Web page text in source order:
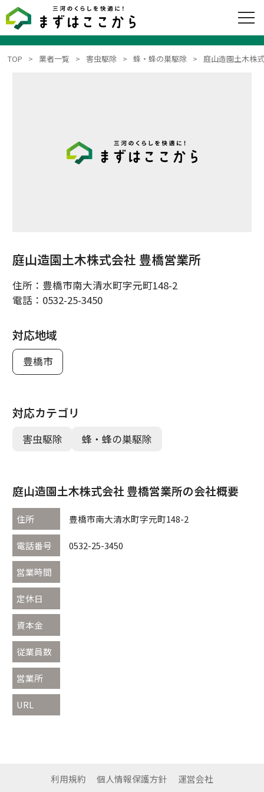
TOP 業者一覧 害虫駆除 蜂・蜂の巣駆除 庭山造園土木株
庭山造園土木株式会社 豊橋営業所
住所： 豊橋市南大清水町字元町148-2
電話： 0532-25-3450
対応地域
豊橋市
対応カテゴリ
害虫駆除 蜂・蜂の巣駆除
庭山造園土木株式会社 豊橋営業所の会社概要
住所 豊橋市南大清水町字元町148-2
電話番号 0532-25-3450
営業時間
定休日
資本金
従業員数
営業所
URL
利用規約 個人情報保護方針 運営会社